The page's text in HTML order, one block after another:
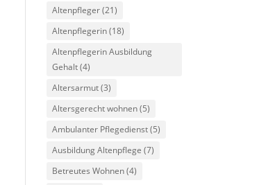
Altenpfleger(21)
Altenpflegerin(18)
Altenpflegerin Ausbildung
Gehalt(4)
Altersarmut(3)
Altersgerecht wohnen(5)
Ambulanter Pflegedienst(5)
Ausbildung Altenpflege (7)
Betreutes Wohnen(4)